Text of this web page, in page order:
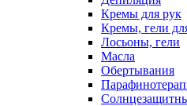
Кремы для рук
Кремы, гели
Лосьоны, гели
Масла
Обертывания